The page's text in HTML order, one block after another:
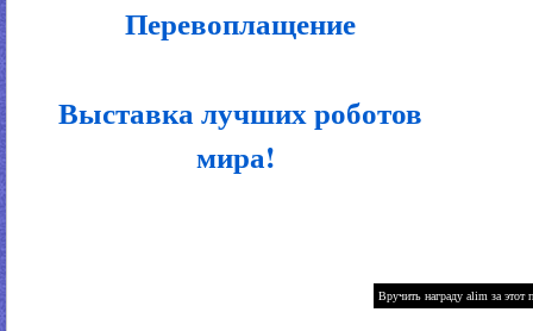
Перевоплащение
Выставка лучших роботов
мира!